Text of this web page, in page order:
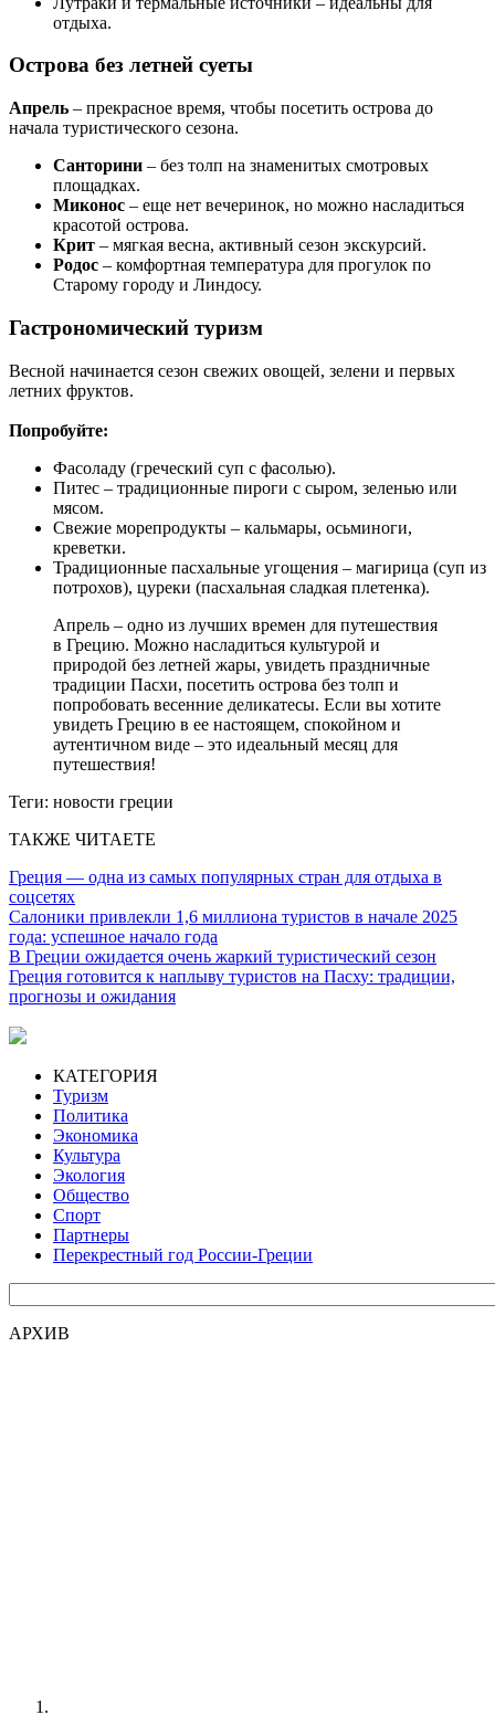
отдыха.
Острова без летней суеты
Апрель – прекрасное время, чтобы посетить острова до
начала туристического сезона.
Санторини – без толп на знаменитых смотровых
площадках.
Миконос – еще нет вечеринок, но можно насладиться
красотой острова.
Крит – мягкая весна, активный сезон экскурсий.
Родос – комфортная температура для прогулок по
Старому городу и Линдосу.
Гастрономический туризм
Весной начинается сезон свежих овощей, зелени и первых
летних фруктов.
Попробуйте:
Фасоладу (греческий суп с фасолью).
Питес – традиционные пироги с сыром, зеленью или
мясом.
Свежие морепродукты – кальмары, осьминоги,
креветки.
Традиционные пасхальные угощения – магирица (суп из
потрохов), цуреки (пасхальная сладкая плетенка).
Апрель – одно из лучших времен для путешествия
в Грецию. Можно насладиться культурой и
природой без летней жары, увидеть праздничные
традиции Пасхи, посетить острова без толп и
попробовать весенние деликатесы. Если вы хотите
увидеть Грецию в ее настоящем, спокойном и
аутентичном виде – это идеальный месяц для
путешествия!
Теги: новости греции
ТАКЖЕ ЧИТАЕТЕ
Греция — одна из самых популярных стран для отдыха в
соцсетях
Салоники привлекли 1,6 миллиона туристов в начале 2025
года: успешное начало года
В Греции ожидается очень жаркий туристический сезон
Греция готовится к наплыву туристов на Пасху: традиции,
прогнозы и ожидания
КАТЕГОРИЯ
Туризм
Политика
Экономика
Культура
Экология
Общество
Спорт
Партнеры
Перекрестный год России-Греции
АРХИВ